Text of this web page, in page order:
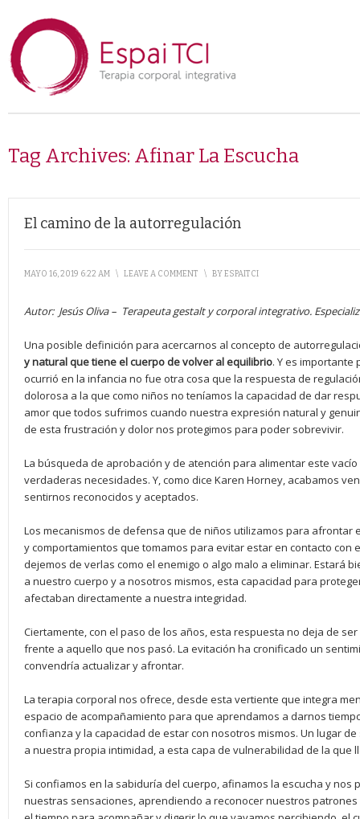
Tag Archives: Afinar La Escucha
El camino de la autorregulación
MAYO 16, 2019 6:22 AM \ LEAVE A COMMENT \ BYESPAITCI
Autor: Jesús Oliva – Terapeuta gestalt y corporal integrativo.
Una posible definición para acercarnos al concepto de
y natural que tiene el cuerpo de volver al equilibrio. Y es
ocurrió en la infancia no fue otra cosa que la respuesta de
dolorosa a la que como niños no teníamos la capacidad de dar
amor que todos sufrimos cuando nuestra expresión natural y
de esta frustración y dolor nos protegimos para poder sobrevivir.
La búsqueda de aprobación y de atención para alimentar este
verdaderas necesidades. Y, como dice Karen Horney, acabamos
sentirnos reconocidos y aceptados.
Los mecanismos de defensa que de niños utilizamos para afrontar
y comportamientos que tomamos para evitar estar en contacto con
dejemos de verlas como el enemigo o algo malo a eliminar. Estará
a nuestro cuerpo y a nosotros mismos, esta capacidad para
afectaban directamente a nuestra integridad.
Ciertamente, con el paso de los años, esta respuesta no deja de
frente a aquello que nos pasó. La evitación ha cronificado un
convendría actualizar y afrontar.
La terapia corporal nos ofrece, desde esta vertiente que integra
espacio de acompañamiento para que aprendamos a darnos
confianza y la capacidad de estar con nosotros mismos. Un lugar
a nuestra propia intimidad, a esta capa de vulnerabilidad de la que
Si confiamos en la sabiduría del cuerpo, afinamos la escucha y nos
nuestras sensaciones, aprendiendo a reconocer nuestros